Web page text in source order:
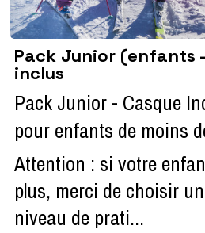
Pack Junior (enfants
inclus
Pack Junior - Casque
pour enfants de moins
Attention : si votre
plus, merci de choisir
niveau de prati...